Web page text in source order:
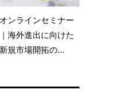
オンラインセミナー
｜海外進出に向けた
新規市場開拓の...